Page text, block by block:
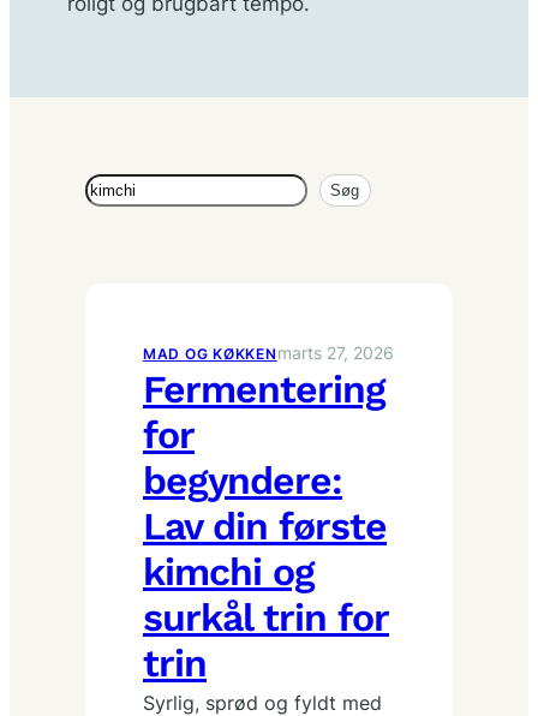
Søg Søg
MAD OG KØKKEN marts 27, 2026
Fermentering
for
begyndere:
Lav din første
kimchi og
surkål trin for
trin
Syrlig, sprød og fyldt med